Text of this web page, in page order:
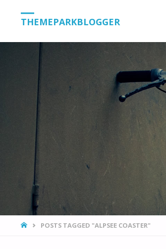
THEMEPARKBLOGGER
HOMEPOSTS TAGGED "ALPSEE COASTER"